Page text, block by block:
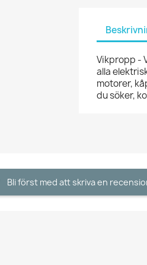
Vikpropp -
alla
motorer,
du söker,
Bli först med att skriva en